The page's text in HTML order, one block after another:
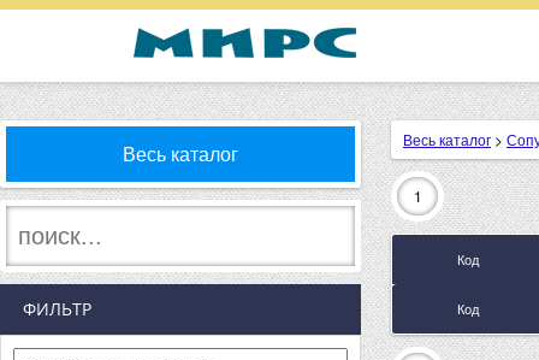
Весь каталог
ФИЛЬТР
Весь каталог >
1
Код
Код